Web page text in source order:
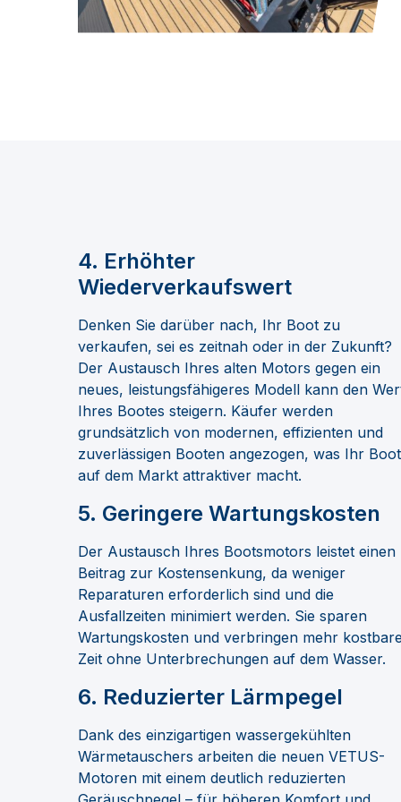
4. Erhöhter
Wiederverkaufswert
Denken Sie darüber nach, Ihr Boot zu
verkaufen, sei es zeitnah oder in der Zukunft?
Der Austausch Ihres alten Motors gegen ein
neues, leistungsfähigeres Modell kann den
Ihres Bootes steigern. Käufer werden
grundsätzlich von modernen, effizienten und
zuverlässigen Booten angezogen, was Ihr Boot
auf dem Markt attraktiver macht.
5. Geringere Wartungskosten
Der Austausch Ihres Bootsmotors leistet einen
Beitrag zur Kostensenkung, da weniger
Reparaturen erforderlich sind und die
Ausfallzeiten minimiert werden. Sie sparen
Wartungskosten und verbringen mehr
Zeit ohne Unterbrechungen auf dem Wasser.
6. Reduzierter Lärmpegel
Dank des einzigartigen wassergekühlten
Wärmetauschers arbeiten die neuen VETUS-
Motoren mit einem deutlich reduzierten